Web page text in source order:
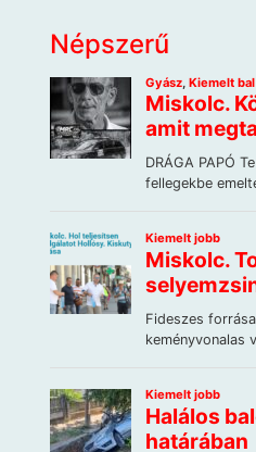
Népszerű